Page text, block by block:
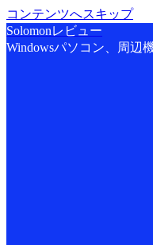
コンテンツへスキップ
Solomonレビュー
Windowsパソコン、周辺